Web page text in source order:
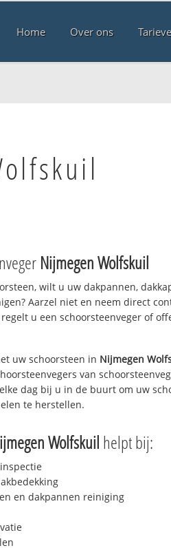
Home Over ons
Nijmegen Wolfskuil
wilt u uw dakpannen,
Aarzel niet en neem direct
u een schoorsteenveger of
uw schoorsteen in Nijmegen
van
dag bij u in de buurt om uw
te herstellen.
Wolfskuil helpt bij:
en dakpannen reiniging